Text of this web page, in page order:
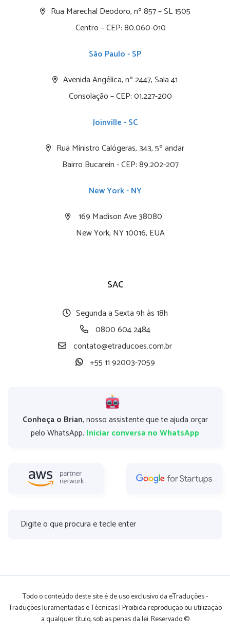
Rua Marechal Deodoro, nº 857 – SL 1505
Centro – CEP: 80.060-010
São Paulo - SP
Avenida Angélica, nº 2447, Sala 41
Consolação – CEP: 01.227-200
Joinville - SC
Rua Ministro Calógeras, 343, 5º andar
Bairro Bucarein - CEP: 89.202-207
New York - NY
169 Madison Ave 38080
New York, NY 10016, EUA
SAC
Segunda a Sexta 9h às 18h
0800 604 2484
contato@etraducoes.com.br
+55 11 92003-7059
Conheça o Brian, nosso assistente que te ajuda orçar
pelo WhatsApp. Iniciar conversa no WhatsApp
Todo o conteúdo deste site é de uso exclusivo da eTraduções -
Traduções Juramentadas e Técnicas | Proibida reprodução ou utilização
a qualquer título, sob as penas da lei. Reservado ©